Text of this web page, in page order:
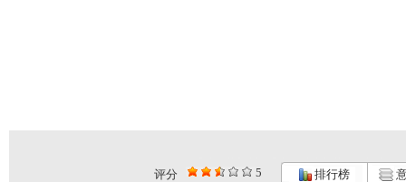
评分 5 排行榜